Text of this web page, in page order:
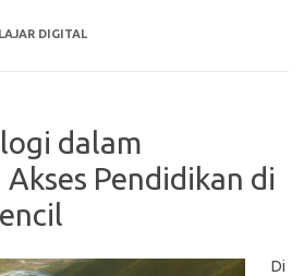
DIGITAL
dalam
Pendidikan di
Di